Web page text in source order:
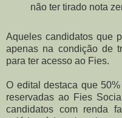
não ter tirado nota
Aqueles candidatos que
apenas na condição de
para ter acesso ao Fies.
O edital destaca que
reservadas ao Fies
candidatos com renda